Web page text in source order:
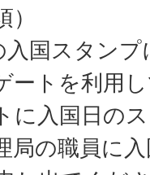
国スタン
ートを利用
に入国日の
局の職員に